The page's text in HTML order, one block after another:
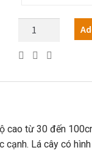
từ 30 đến
cạnh. Lá cây có